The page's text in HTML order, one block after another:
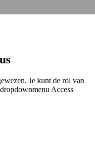
Je kunt de rol van
Access